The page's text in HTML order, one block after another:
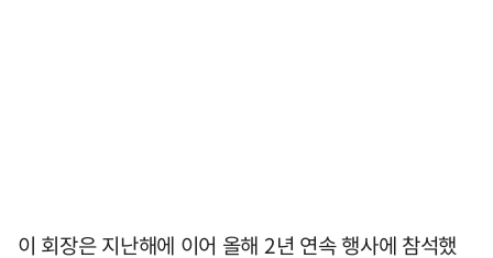
이 회장은 지난해에 이어 올해 2년 연속 행사에 참석했